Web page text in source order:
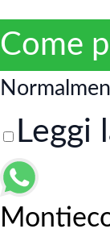
Come
Leggi